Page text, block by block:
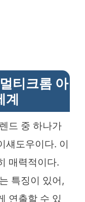
티크롬 아
계
드 중 하나가
섀도우이다. 이
매력적이다.
특징이 있어,
연출할 수 있